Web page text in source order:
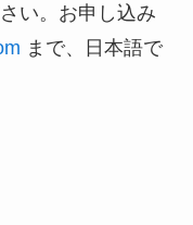
い。お申し込み
まで、日本語で